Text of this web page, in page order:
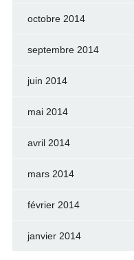
octobre 2014
septembre 2014
juin 2014
mai 2014
avril 2014
mars 2014
février 2014
janvier 2014